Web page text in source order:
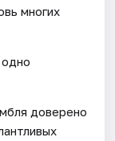
многих
доверено